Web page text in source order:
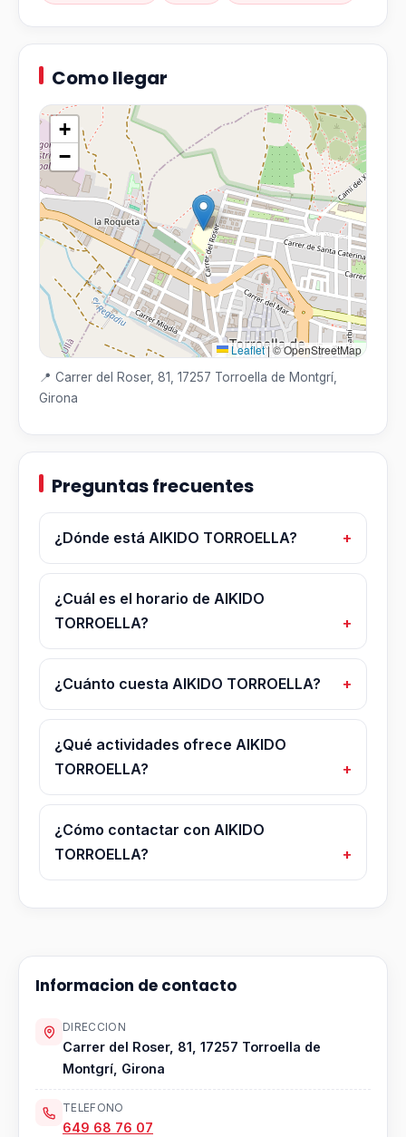
Como llegar
+
−
Leaflet|© OpenStreetMap
📍 Carrer del Roser, 81, 17257 Torroella de Montgrí,
Girona
Preguntas frecuentes
¿Dónde está AIKIDO TORROELLA?
¿Cuál es el horario de AIKIDO
TORROELLA?
¿Cuánto cuesta AIKIDO TORROELLA?
¿Qué actividades ofrece AIKIDO
TORROELLA?
¿Cómo contactar con AIKIDO
TORROELLA?
Informacion de contacto
DIRECCION
Carrer del Roser, 81, 17257 Torroella de
Montgrí, Girona
TELEFONO
649 68 76 07